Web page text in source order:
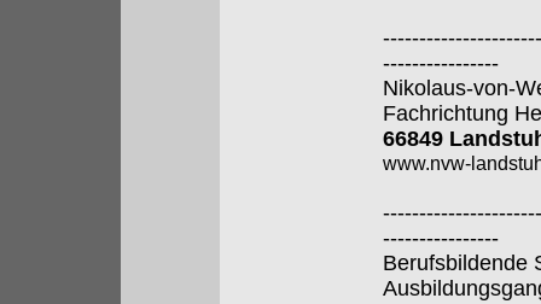
----------------
Nikolaus-von-
Fachrichtung
66849
www.nvw-
----------------
Berufsbildende